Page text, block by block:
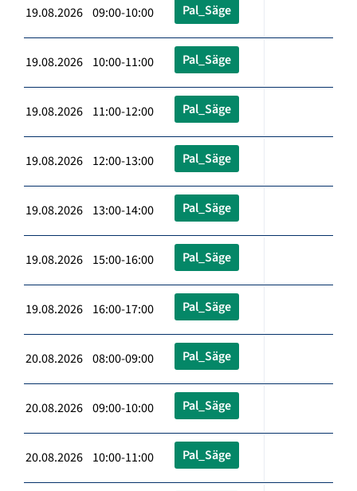
19.08.2026 09:00-10:00 Pal_Säge
19.08.2026 10:00-11:00 Pal_Säge
19.08.2026 11:00-12:00 Pal_Säge
19.08.2026 12:00-13:00 Pal_Säge
19.08.2026 13:00-14:00 Pal_Säge
19.08.2026 15:00-16:00 Pal_Säge
19.08.2026 16:00-17:00 Pal_Säge
20.08.2026 08:00-09:00 Pal_Säge
20.08.2026 09:00-10:00 Pal_Säge
20.08.2026 10:00-11:00 Pal_Säge